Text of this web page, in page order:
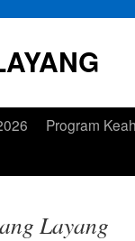
Program
Layang